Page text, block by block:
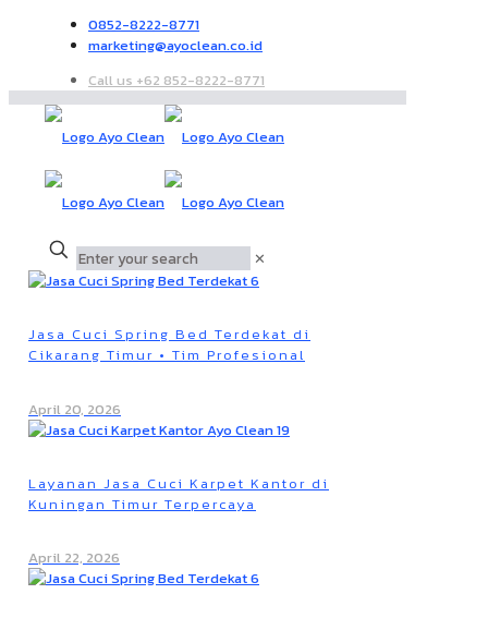
0852-8222-8771
marketing@ayoclean.co.id
Call us +62 852-8222-8771
✕
Jasa Cuci Spring Bed Terdekat di
Cikarang Timur • Tim Profesional
April 20, 2026
Layanan Jasa Cuci Karpet Kantor di
Kuningan Timur Terpercaya
April 22, 2026